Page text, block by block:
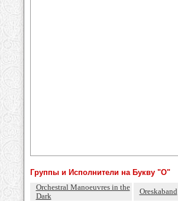
Группы и Исполнители на Букву "O"
Orchestral Manoeuvres in the
Dark
Oreskaband